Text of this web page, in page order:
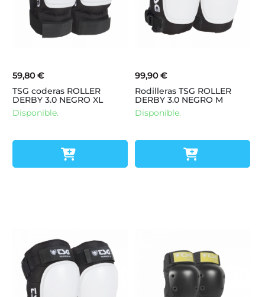
59,80 €
TSG coderas ROLLER
DERBY 3.0 NEGRO XL
Disponible.
99,90 €
Rodilleras TSG ROLLER
DERBY 3.0 NEGRO M
Disponible.